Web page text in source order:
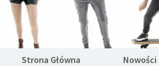
Strona Główna Nowości